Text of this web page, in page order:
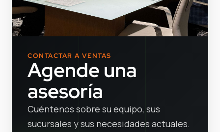
CONTACTAR A VENTAS
Agende una
asesoría
Cuéntenos sobre su equipo, sus
sucursales y sus necesidades actuales.